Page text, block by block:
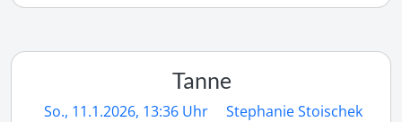
Tanne
So., 11.1.2026, 13:36 Uhr
Stephanie Stoischek